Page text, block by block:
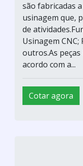
são fabricadas
usinagem que,
de
Usinagem
outros.As
acordo com a...
Cotar agora